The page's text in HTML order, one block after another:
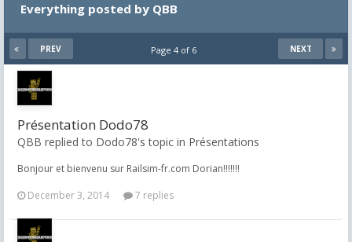
Everything posted by QBB
PREV NEXT
Page 4 of 6
Présentation Dodo78
QBB replied to Dodo78's topic in Présentations
Bonjour et bienvenu sur Railsim-fr.com Dorian!!!!!!!
December 3, 2014
7 replies